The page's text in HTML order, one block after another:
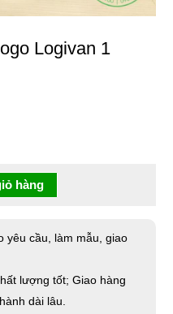
Logivan 1
hàng
yêu cầu, làm mẫu, giao
lượng tốt; Giao hàng
dài lâu.